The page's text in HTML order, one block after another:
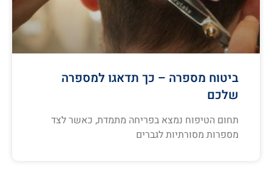
ביטוח מספרה – כך תדאגו למספרה
שלכם
תחום הטיפוח נמצא בפריחה מתמדת, כאשר לצד
מספרות מסורתיות לגברים